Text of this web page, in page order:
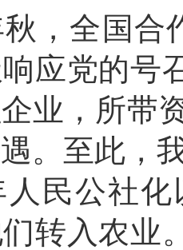
全国合
应党的号
业，所带
。至此，
公社化
转入农业